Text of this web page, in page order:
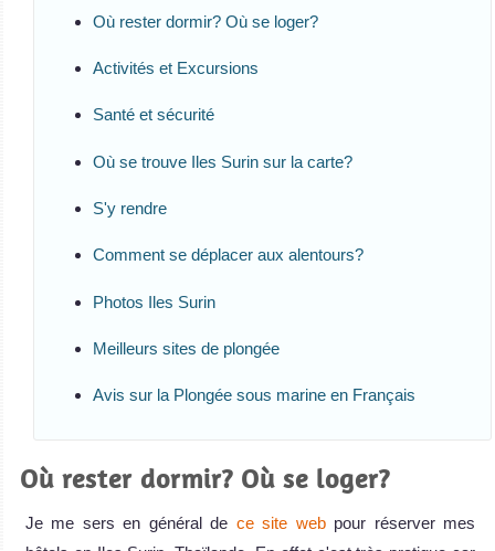
Où rester dormir? Où se loger?
Activités et Excursions
Santé et sécurité
Où se trouve Iles Surin sur la carte?
S'y rendre
Comment se déplacer aux alentours?
Photos Iles Surin
Meilleurs sites de plongée
Avis sur la Plongée sous marine en Français
Où rester dormir? Où se loger?
Je me sers en général de ce site webpour réserver mes